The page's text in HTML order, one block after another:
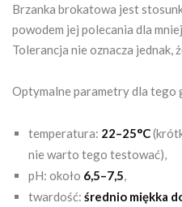
Brzanka brokatowa jest
powodem jej polecania dla
Tolerancja nie oznacza jednak,
Optymalne parametry dla tego
temperatura: 22–25°C
nie warto tego testować),
pH: około 6,5–7,5,
twardość: średnio miękka